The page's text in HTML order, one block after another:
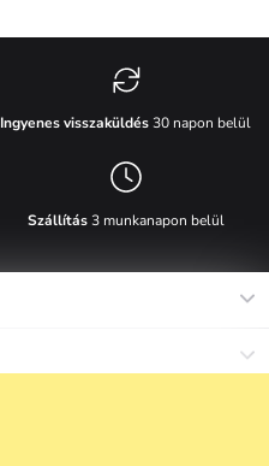
Ingyenes visszaküldés30 napon belül
Szállítás3 munkanapon belül